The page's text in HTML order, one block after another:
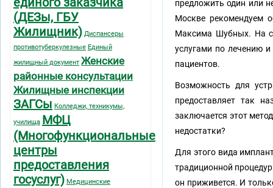
предложить один или
Москве рекомендуем
Максима Шубных. На
услугами по лечению
пациентов.
Возможность для
предоставляет так
заключается этот
недостатки?
Для этого вида
традиционной
он приживется. И
(ДЕЗы, ГБУ
Жилищник) Диспансеры
противотуберкулезные Единый
жилищный документ Женские
районные консультации
Жилищные инспекции
ЗАГСы Колледжи, техникумы,
училища МФЦ
(Многофункциональные
центры
предоставления
госуслуг) Медицинские